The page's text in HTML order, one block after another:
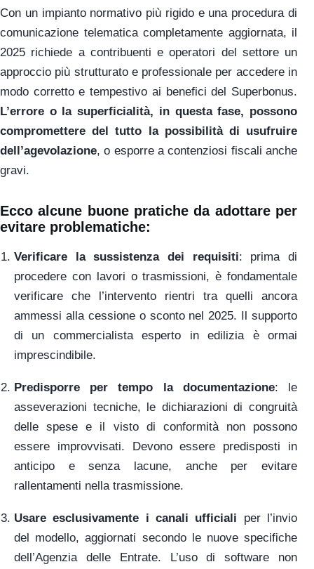
Con un impianto normativo più rigido e una procedura di
comunicazione telematica completamente aggiornata, il
2025 richiede a contribuenti e operatori del settore un
approccio più strutturato e professionale per accedere in
modo corretto e tempestivo ai benefici del Superbonus.
L’errore o la superficialità, in questa fase, possono
compromettere del tutto la possibilità di usufruire
dell’agevolazione, o esporre a contenziosi fiscali anche
gravi.
Ecco alcune buone pratiche da adottare per
evitare problematiche:
Verificare la sussistenza dei requisiti: prima di
procedere con lavori o trasmissioni, è fondamentale
verificare che l’intervento rientri tra quelli ancora
ammessi alla cessione o sconto nel 2025. Il supporto
di un commercialista esperto in edilizia è ormai
imprescindibile.
Predisporre per tempo la documentazione: le
asseverazioni tecniche, le dichiarazioni di congruità
delle spese e il visto di conformità non possono
essere improvvisati. Devono essere predisposti in
anticipo e senza lacune, anche per evitare
rallentamenti nella trasmissione.
Usare esclusivamente i canali ufficiali per l’invio
del modello, aggiornati secondo le nuove specifiche
dell’Agenzia delle Entrate. L’uso di software non